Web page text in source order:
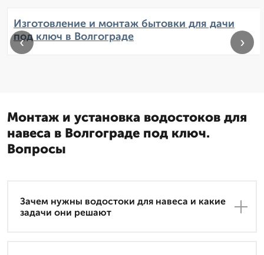
Изготовление и монтаж бытовки для дачи
под ключ в Волгограде
‹ ›
Монтаж и установка водостоков для
навеса в Волгограде под ключ.
Вопросы
Зачем нужны водостоки для навеса и какие
задачи они решают